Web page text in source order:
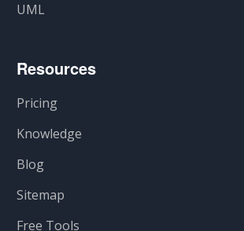
UML
Resources
Pricing
Knowledge
Blog
Sitemap
Free Tools